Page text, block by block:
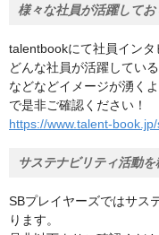
様々な社員が活躍してお
talentbookにて社員インタ
どんな社員が活躍してい
などなどイメージが湧く
で是非ご確認ください！
https://www.talent-
サステナビリティ活動
SBプレイヤーズではサス
ります。